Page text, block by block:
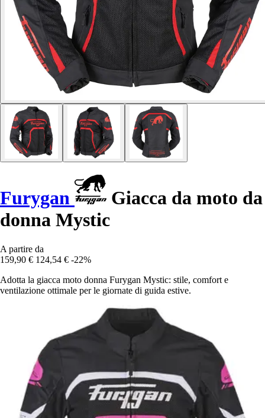
Furygan
Giacca da moto da
donna Mystic
A partire da
159,90 € 124,54 € -22%
Adotta la giacca moto donna Furygan Mystic: stile, comfort e
ventilazione ottimale per le giornate di guida estive.